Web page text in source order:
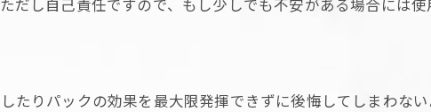
たりパックの効果を最大限発揮できずに後悔してしまわな